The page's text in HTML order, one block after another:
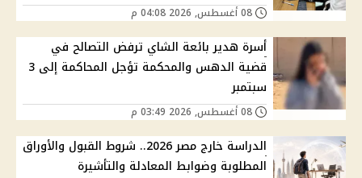
أسرة هدير بائعة الشاي ترفض التصالح في
قضية الدهس والمحكمة تؤجل المحاكمة إلى 3
سبتمبر
الدراسة خارج مصر 2026.. شروط القبول والأوراق
المطلوبة وضوابط المعادلة والتأشيرة